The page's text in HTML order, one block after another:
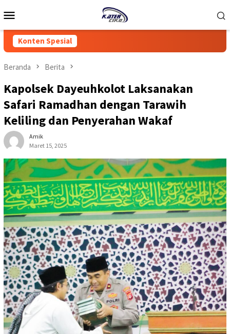
ke
Mobile
Konten Spesial
Beranda Berita
Kapolsek Dayeuhkolot Laksanakan
Safari Ramadhan dengan Tarawih
Keliling dan Penyerahan Wakaf
Amik
Maret 15, 2025